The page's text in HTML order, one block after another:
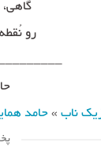
رو
ناب »حامد